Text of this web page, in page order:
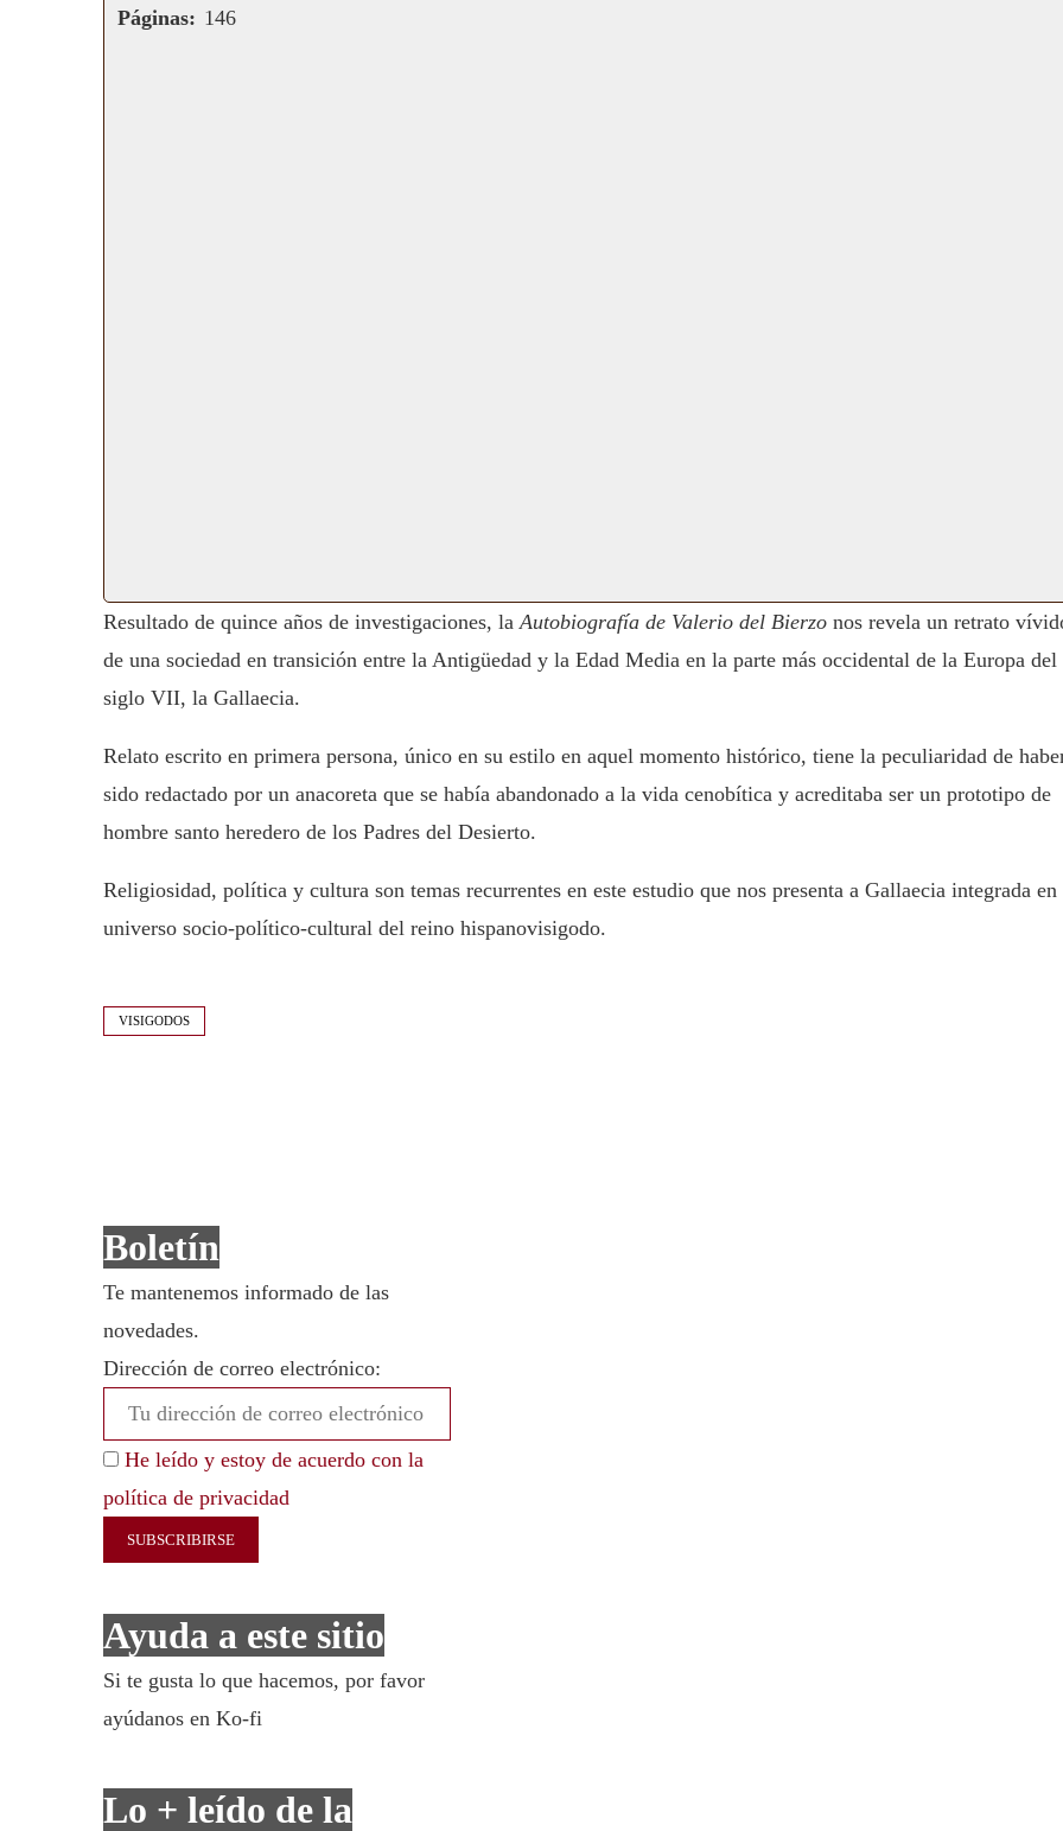
Páginas: 146
Resultado de quince años de investigaciones, la Autobiografía de Valerio del Bierzo nos revela un retrato
de una sociedad en transición entre la Antigüedad y la Edad Media en la parte más occidental de la Europa del
siglo VII, la Gallaecia.
Relato escrito en primera persona, único en su estilo en aquel momento histórico, tiene la peculiaridad de
sido redactado por un anacoreta que se había abandonado a la vida cenobítica y acreditaba ser un prototipo de
hombre santo heredero de los Padres del Desierto.
Religiosidad, política y cultura son temas recurrentes en este estudio que nos presenta a Gallaecia integrada en
universo socio-político-cultural del reino hispanovisigodo.
VISIGODOS
Boletín
Te mantenemos informado de las
novedades.
Dirección de correo electrónico:
He leído y estoy de acuerdo con la
política de privacidad
Ayuda a este sitio
Si te gusta lo que hacemos, por favor
ayúdanos en Ko-fi
Lo + leído de la